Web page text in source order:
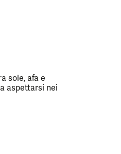
sole, afa e
aspettarsi nei